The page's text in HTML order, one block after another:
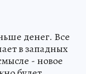
денег. Все
в западных
- новое